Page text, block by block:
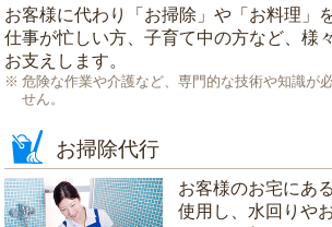
お客様に代わり「 お掃除 」や「 お料理 」
仕事が忙しい方、子育て中の方など、様
お支えします。
危険な作業や介護など、専門的な技術や知識が
せん。
お掃除代行
お客様のお宅にあ
使用し、水回りや